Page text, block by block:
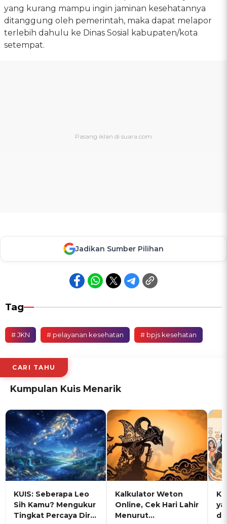
yang kurang mampu ingin jaminan kesehatannya
ditanggung oleh pemerintah, maka dapat melapor
terlebih dahulu ke Dinas Sosial kabupaten/kota
setempat.
Jadikan Sumber Pilihan
Tag
# JKN # pelayanan kesehatan # bpjs kesehatan
CARI TAHU
Kumpulan Kuis Menarik
KUIS: Seberapa Leo
Sih Kamu? Mengukur
Tingkat Percaya Diri
Kalkulator Weton
Online, Cek Hari Lahir
Menurut